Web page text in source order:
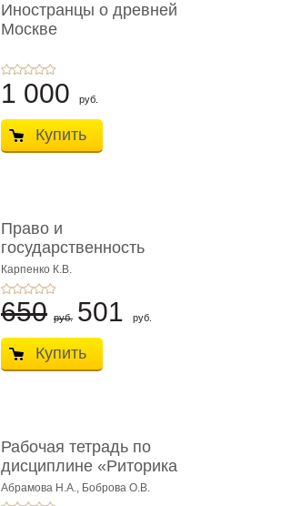
Иностранцы о древней
Москве
1 000 руб.
Купить
Право и
государственность
Древнего Двуречья. �
...
Карпенко К.В.
650 руб. 501 руб.
Купить
Рабочая тетрадь по
дисциплине «Риторика
для ю� ...
Абрамова Н.А., Боброва О.В.